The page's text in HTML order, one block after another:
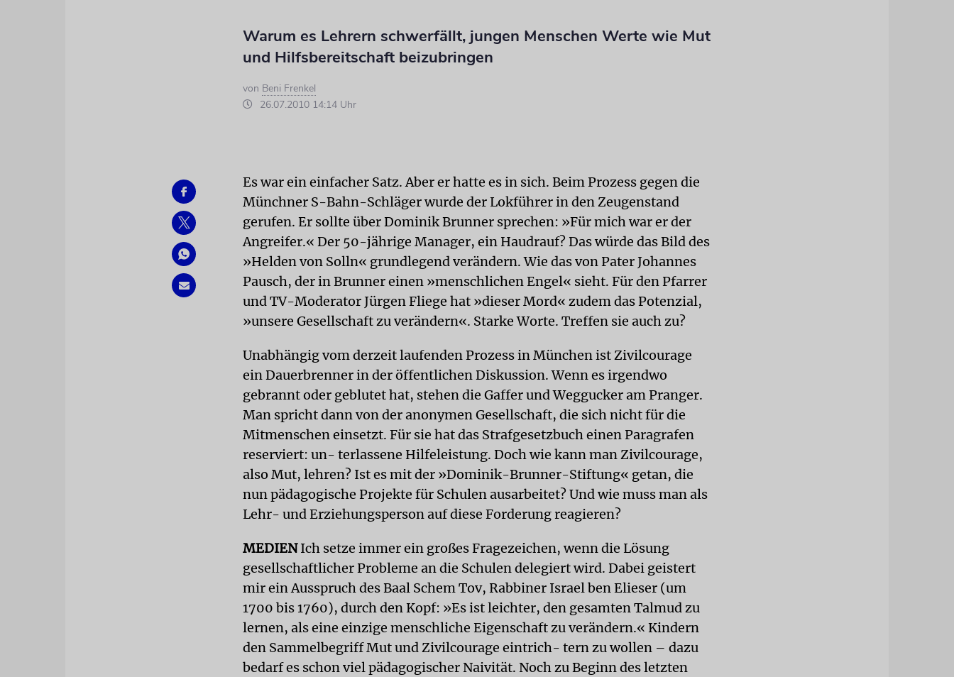
Warum es Lehrern schwerfällt, jungen Menschen Werte wie Mut
und Hilfsbereitschaft beizubringen
von Beni Frenkel
26.07.2010 14:14 Uhr
Es war ein einfacher Satz. Aber er hatte es in sich. Beim Prozess gegen die
Münchner S-Bahn-Schläger wurde der Lokführer in den Zeugenstand
gerufen. Er sollte über Dominik Brunner sprechen: »Für mich war er der
Angreifer.« Der 50-jährige Manager, ein Haudrauf? Das würde das Bild des
»Helden von Solln« grundlegend verändern. Wie das von Pater Johannes
Pausch, der in Brunner einen »menschlichen Engel« sieht. Für den Pfarrer
und TV-Moderator Jürgen Fliege hat »dieser Mord« zudem das Potenzial,
»unsere Gesellschaft zu verändern«. Starke Worte. Treffen sie auch zu?
Unabhängig vom derzeit laufenden Prozess in München ist Zivilcourage
ein Dauerbrenner in der öffentlichen Diskussion. Wenn es irgendwo
gebrannt oder geblutet hat, stehen die Gaffer und Weggucker am Pranger.
Man spricht dann von der anonymen Gesellschaft, die sich nicht für die
Mitmenschen einsetzt. Für sie hat das Strafgesetzbuch einen Paragrafen
reserviert: un- terlassene Hilfeleistung. Doch wie kann man Zivilcourage,
also Mut, lehren? Ist es mit der »Dominik-Brunner-Stiftung« getan, die
nun pädagogische Projekte für Schulen ausarbeitet? Und wie muss man als
Lehr- und Erziehungsperson auf diese Forderung reagieren?
MEDIENIch setze immer ein großes Fragezeichen, wenn die Lösung
gesellschaftlicher Probleme an die Schulen delegiert wird. Dabei geistert
mir ein Ausspruch des Baal Schem Tov, Rabbiner Israel ben Elieser (um
1700 bis 1760), durch den Kopf: »Es ist leichter, den gesamten Talmud zu
lernen, als eine einzige menschliche Eigenschaft zu verändern.« Kindern
den Sammelbegriff Mut und Zivilcourage eintrich- tern zu wollen – dazu
bedarf es schon viel pädagogischer Naivität. Noch zu Beginn des letzten